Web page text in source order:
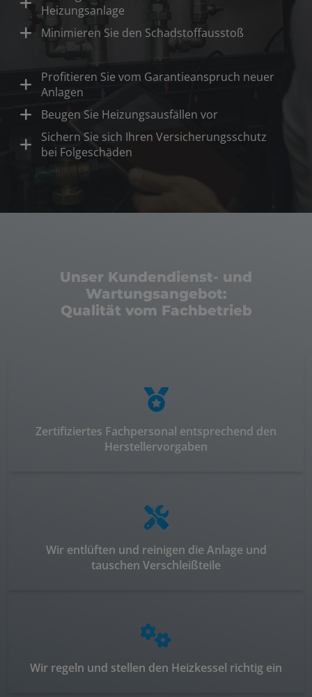
Heizungsanlage
Minimieren Sie den Schadstoffausstoß
Profitieren Sie vom Garantieanspruch neuer
Anlagen
Beugen Sie Heizungsausfällen vor
Sichern Sie sich Ihren Versicherungsschutz
bei Folgeschäden
Unser Kundendienst- und
Wartungsangebot:
Qualität vom Fachbetrieb
Zertifiziertes Fachpersonal entsprechend den
Herstellervorgaben
Wir entlüften und reinigen die Anlage und
tauschen Verschleißteile
Wir regeln und stellen den Heizkessel richtig ein